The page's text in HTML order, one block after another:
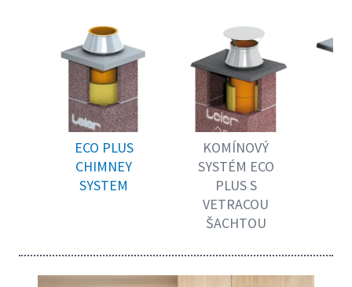
ECO PLUS
CHIMNEY
SYSTEM
KOMÍNOVÝ
SYSTÉM ECO
PLUS S
VETRACOU
ŠACHTOU